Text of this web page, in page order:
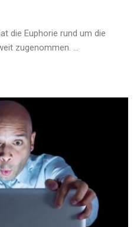
die Euphorie rund um die
zugenommen. ...